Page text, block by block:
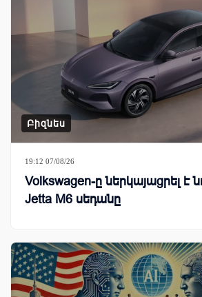
Բիզնես
19:12 07/08/26
Volkswagen-ը ներկայացրել է
Jetta M6 սեդանը